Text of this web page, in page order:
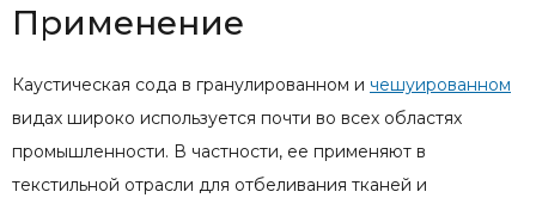
Применение
Каустическая сода в гранулированном и чешуированном
видах широко используется почти во всех областях
промышленности. В частности, ее применяют в
текстильной отрасли для отбеливания тканей и